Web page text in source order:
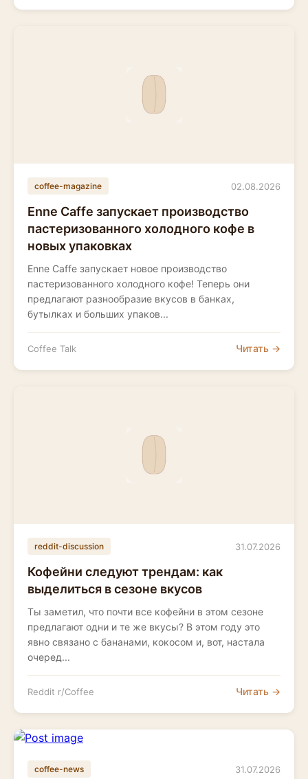
coffee-magazine 02.08.2026
Enne Caffe запускает производство
пастеризованного холодного кофе в
новых упаковках
Enne Caffe запускает новое производство
пастеризованного холодного кофе! Теперь они
предлагают разнообразие вкусов в банках,
бутылках и больших упаков...
Coffee Talk Читать →
reddit-discussion 31.07.2026
Кофейни следуют трендам: как
выделиться в сезоне вкусов
Ты заметил, что почти все кофейни в этом сезоне
предлагают одни и те же вкусы? В этом году это
явно связано с бананами, кокосом и, вот, настала
очеред...
Reddit r/Coffee Читать →
coffee-news 31.07.2026